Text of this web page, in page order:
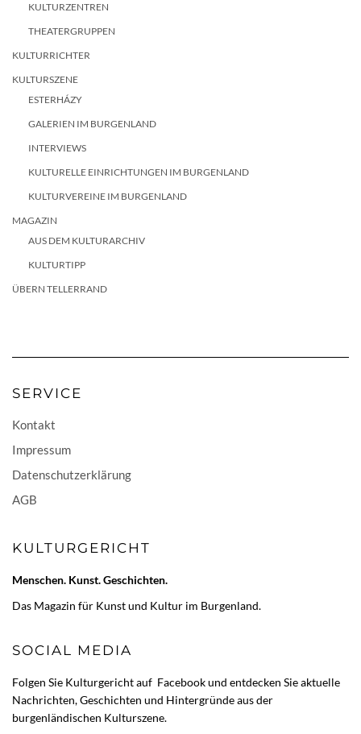
KULTURZENTREN
THEATERGRUPPEN
KULTURRICHTER
KULTURSZENE
ESTERHÁZY
GALERIEN IM BURGENLAND
INTERVIEWS
KULTURELLE EINRICHTUNGEN IM BURGENLAND
KULTURVEREINE IM BURGENLAND
MAGAZIN
AUS DEM KULTURARCHIV
KULTURTIPP
ÜBERN TELLERRAND
SERVICE
Kontakt
Impressum
Datenschutzerklärung
AGB
KULTURGERICHT
Menschen. Kunst. Geschichten.
Das Magazin für Kunst und Kultur im Burgenland.
SOCIAL MEDIA
Folgen Sie Kulturgericht auf Facebookund entdecken Sie aktuelle
Nachrichten, Geschichten und Hintergründe aus der
burgenländischen Kulturszene.